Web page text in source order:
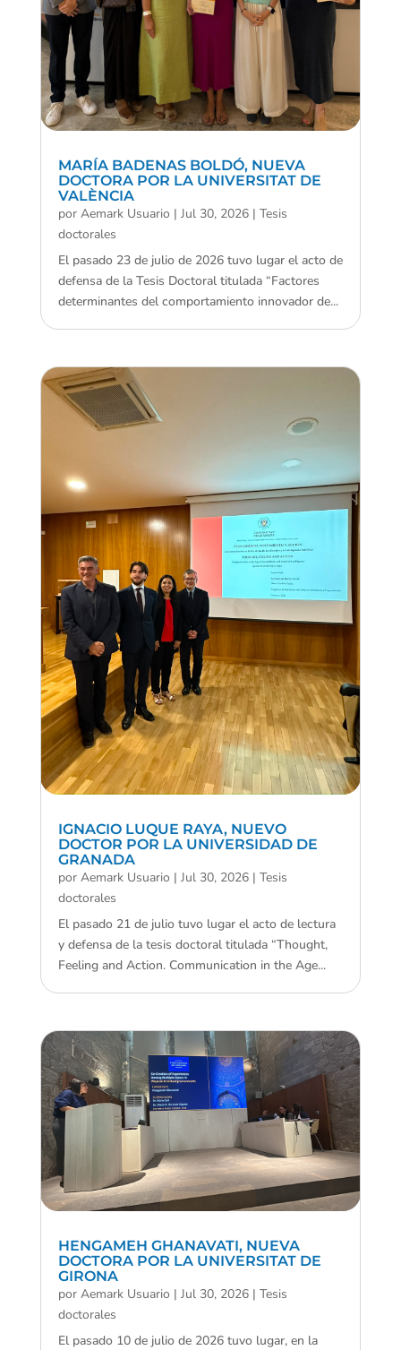
MARÍA BADENAS BOLDÓ, NUEVA
DOCTORA POR LA UNIVERSITAT DE
VALÈNCIA
por Aemark Usuario | Jul 30, 2026| Tesis
doctorales
El pasado 23 de julio de 2026 tuvo lugar el acto de
defensa de la Tesis Doctoral titulada “Factores
determinantes del comportamiento innovador de...
IGNACIO LUQUE RAYA, NUEVO
DOCTOR POR LA UNIVERSIDAD DE
GRANADA
por Aemark Usuario | Jul 30, 2026| Tesis
doctorales
El pasado 21 de julio tuvo lugar el acto de lectura
y defensa de la tesis doctoral titulada “Thought,
Feeling and Action. Communication in the Age...
HENGAMEH GHANAVATI, NUEVA
DOCTORA POR LA UNIVERSITAT DE
GIRONA
por Aemark Usuario | Jul 30, 2026| Tesis
doctorales
El pasado 10 de julio de 2026 tuvo lugar, en la